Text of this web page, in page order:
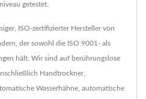
getestet.
ISO-zertifizierter Hersteller von
der sowohl die ISO 9001- als
hält. Wir sind auf berührungslose
Handtrockner,
Wasserhähne, automatische